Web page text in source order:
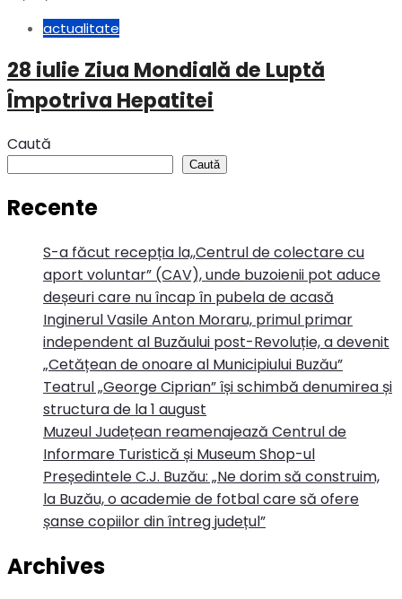
actualitate
28 iulie Ziua Mondială de Luptă
Împotriva Hepatitei
Caută
Caută
Recente
S-a făcut recepția la,,Centrul de colectare cu
aport voluntar” (CAV), unde buzoienii pot aduce
deșeuri care nu încap în pubela de acasă
Inginerul Vasile Anton Moraru, primul primar
independent al Buzăului post-Revoluție, a devenit
„Cetățean de onoare al Municipiului Buzău”
Teatrul „George Ciprian” își schimbă denumirea și
structura de la 1 august
Muzeul Județean reamenajează Centrul de
Informare Turistică și Museum Shop-ul
Președintele C.J. Buzău: „Ne dorim să construim,
la Buzău, o academie de fotbal care să ofere
șanse copiilor din întreg județul”
Archives